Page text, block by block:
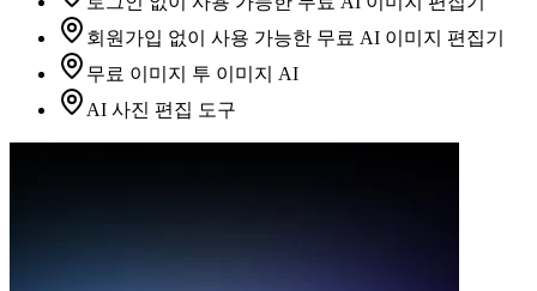
회원가입 없이 사용 가능한 무료 AI 이미지 편집기
무료 이미지 투 이미지 AI
AI 사진 편집 도구